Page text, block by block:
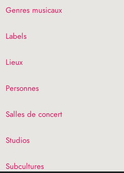
Genres musicaux
Labels
Lieux
Personnes
Salles de concert
Studios
Subcultures